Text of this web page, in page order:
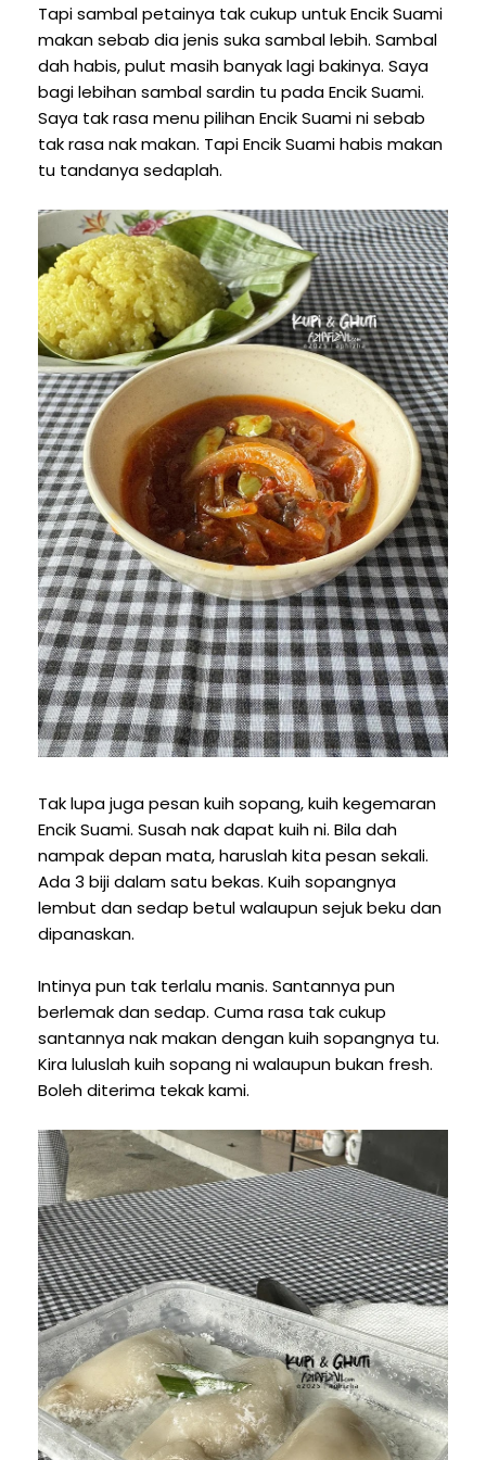
Tapi sambal petainya tak cukup untuk Encik Suami
makan sebab dia jenis suka sambal lebih. Sambal
dah habis, pulut masih banyak lagi bakinya. Saya
bagi lebihan sambal sardin tu pada Encik Suami.
Saya tak rasa menu pilihan Encik Suami ni sebab
tak rasa nak makan. Tapi Encik Suami habis makan
tu tandanya sedaplah.
Tak lupa juga pesan kuih sopang, kuih kegemaran
Encik Suami. Susah nak dapat kuih ni. Bila dah
nampak depan mata, haruslah kita pesan sekali.
Ada 3 biji dalam satu bekas. Kuih sopangnya
lembut dan sedap betul walaupun sejuk beku dan
dipanaskan.
Intinya pun tak terlalu manis. Santannya pun
berlemak dan sedap. Cuma rasa tak cukup
santannya nak makan dengan kuih sopangnya tu.
Kira luluslah kuih sopang ni walaupun bukan fresh.
Boleh diterima tekak kami.